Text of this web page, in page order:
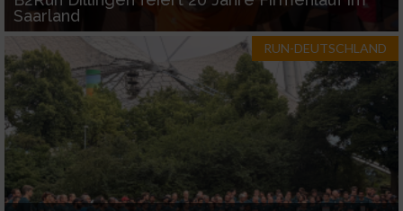
Saarland
RUN-DEUTSCHLAND